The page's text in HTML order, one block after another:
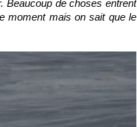
Beaucoup de choses entrent
moment mais on sait que le